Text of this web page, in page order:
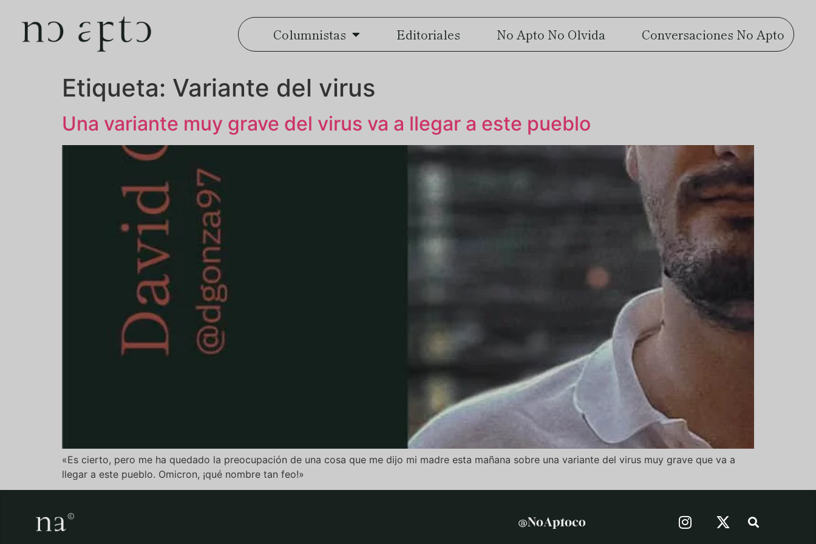
Columnistas Editoriales No Apto No Olvida Conversaciones No Apto
Etiqueta: Variante del virus
Una variante muy grave del virus va a llegar a este pueblo
«Es cierto, pero me ha quedado la preocupación de una cosa que me dijo mi madre esta mañana sobre una variante del virus muy grave que va a
llegar a este pueblo. Omicron, ¡qué nombre tan feo!»